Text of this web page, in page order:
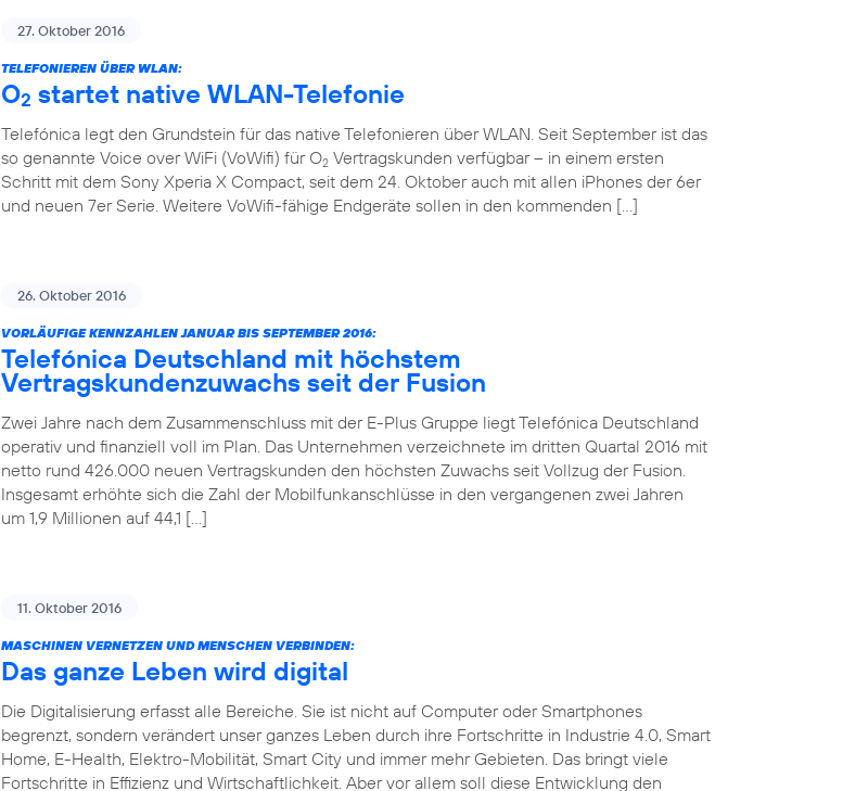
27. Oktober 2016
TELEFONIEREN ÜBER WLAN:
O2 startet native WLAN-Telefonie
Telefónica legt den Grundstein für das native Telefonieren über WLAN. Seit September ist das
so genannte Voice over WiFi (VoWifi) für O2 Vertragskunden verfügbar – in einem ersten
Schritt mit dem Sony Xperia X Compact, seit dem 24. Oktober auch mit allen iPhones der 6er
und neuen 7er Serie. Weitere VoWifi-fähige Endgeräte sollen in den kommenden […]
26. Oktober 2016
VORLÄUFIGE KENNZAHLEN JANUAR BIS SEPTEMBER 2016:
Telefónica Deutschland mit höchstem
Vertragskundenzuwachs seit der Fusion
Zwei Jahre nach dem Zusammenschluss mit der E-Plus Gruppe liegt Telefónica Deutschland
operativ und finanziell voll im Plan. Das Unternehmen verzeichnete im dritten Quartal 2016 mit
netto rund 426.000 neuen Vertragskunden den höchsten Zuwachs seit Vollzug der Fusion.
Insgesamt erhöhte sich die Zahl der Mobilfunkanschlüsse in den vergangenen zwei Jahren
um 1,9 Millionen auf 44,1 […]
11. Oktober 2016
MASCHINEN VERNETZEN UND MENSCHEN VERBINDEN:
Das ganze Leben wird digital
Die Digitalisierung erfasst alle Bereiche. Sie ist nicht auf Computer oder Smartphones
begrenzt, sondern verändert unser ganzes Leben durch ihre Fortschritte in Industrie 4.0, Smart
Home, E-Health, Elektro-Mobilität, Smart City und immer mehr Gebieten. Das bringt viele
Fortschritte in Effizienz und Wirtschaftlichkeit. Aber vor allem soll diese Entwicklung den